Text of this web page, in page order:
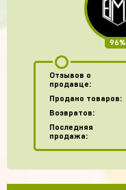
96%
Отзывов о
продавце:
Продано товаров:
Возвратов:
Последняя
продажа: